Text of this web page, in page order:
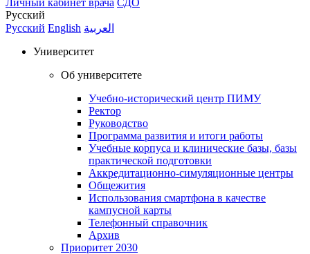
Русский
Русский English العربية
Университет
Об университете
Учебно-исторический центр ПИМУ
Ректор
Руководство
Программа развития и итоги работы
Учебные корпуса и клинические базы, базы
практической подготовки
Аккредитационно-симуляционные центры
Общежития
Использования смартфона в качестве
кампусной карты
Телефонный справочник
Архив
Приоритет 2030